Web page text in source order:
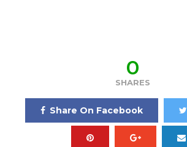
0
SHARES
Share On Facebook